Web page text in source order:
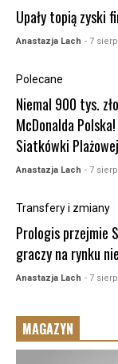
Upały topią zyski
Anastazja Lach - 7
Polecane
Niemal 900 tys.
McDonalda
Siatkówki
Anastazja Lach - 7
Transfery i zmiany
Prologis przejmie
graczy na rynku
Anastazja Lach - 7
MAGAZYN